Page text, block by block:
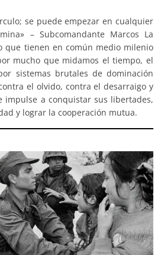
se puede empezar en cualquier
– Subcomandante Marcos La
que tienen en común medio milenio
mucho que midamos el tiempo, el
sistemas brutales de dominación
el olvido, contra el desarraigo y
impulse a conquistar sus libertades,
y lograr la cooperación mutua.